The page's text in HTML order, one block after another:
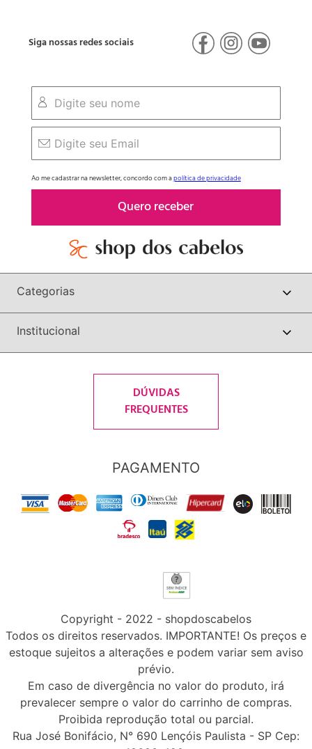
Siga nossas redes sociais
Ao me cadastrar na newsletter, concordo com apolítica de privacidade
Quero receber
Categorias
Institucional
DÚVIDAS
FREQUENTES
PAGAMENTO
Copyright - 2022 - shopdoscabelos
Todos os direitos reservados. IMPORTANTE! Os preços e
estoque sujeitos a alterações e podem variar sem aviso
prévio.
Em caso de divergência no valor do produto, irá
prevalecer sempre o valor do carrinho de compras.
Proibida reprodução total ou parcial.
Rua José Bonifácio, N° 690 Lençóis Paulista - SP Cep: